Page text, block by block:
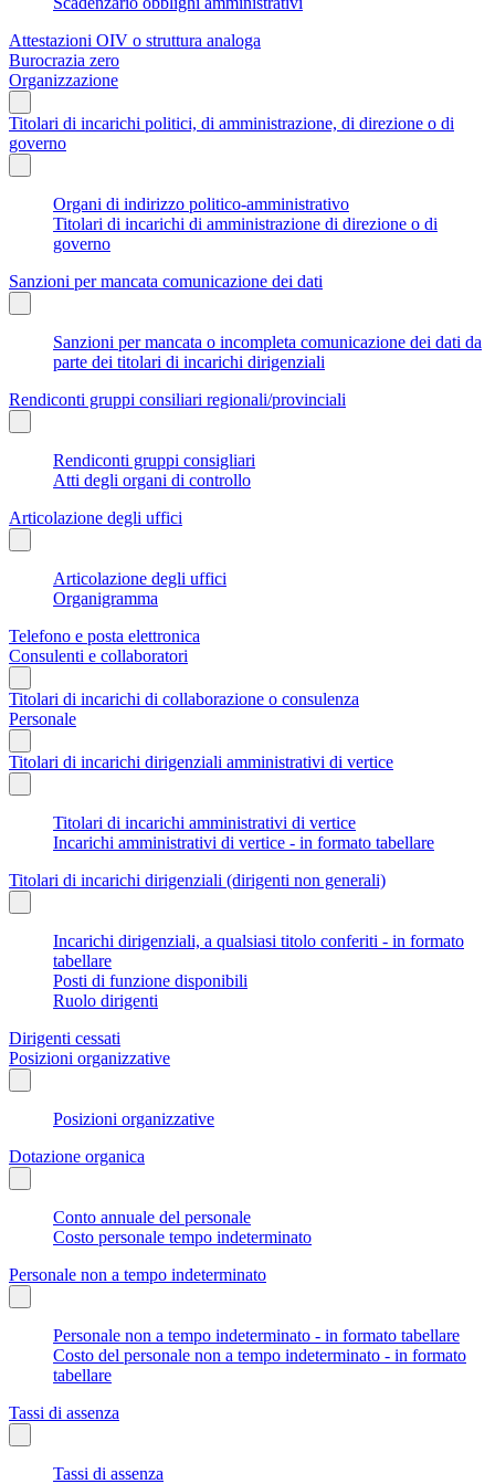
Attestazioni OIV o struttura analoga
Burocrazia zero
Organizzazione
Titolari di incarichi politici, di amministrazione, di direzione o di
governo
Organi di indirizzo politico-amministrativo
Titolari di incarichi di amministrazione di direzione o di
governo
Sanzioni per mancata comunicazione dei dati
Sanzioni per mancata o incompleta comunicazione dei dati da
parte dei titolari di incarichi dirigenziali
Rendiconti gruppi consiliari regionali/provinciali
Rendiconti gruppi consigliari
Atti degli organi di controllo
Articolazione degli uffici
Articolazione degli uffici
Organigramma
Telefono e posta elettronica
Consulenti e collaboratori
Titolari di incarichi di collaborazione o consulenza
Personale
Titolari di incarichi dirigenziali amministrativi di vertice
Titolari di incarichi amministrativi di vertice
Incarichi amministrativi di vertice - in formato tabellare
Titolari di incarichi dirigenziali (dirigenti non generali)
Incarichi dirigenziali, a qualsiasi titolo conferiti - in formato
tabellare
Posti di funzione disponibili
Ruolo dirigenti
Dirigenti cessati
Posizioni organizzative
Posizioni organizzative
Dotazione organica
Conto annuale del personale
Costo personale tempo indeterminato
Personale non a tempo indeterminato
Personale non a tempo indeterminato - in formato tabellare
Costo del personale non a tempo indeterminato - in formato
tabellare
Tassi di assenza
Tassi di assenza